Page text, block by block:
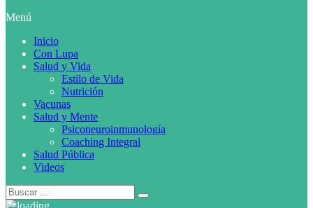
Menú
Inicio
Con Lupa
Salud y Vida
Estilo de Vida
Nutrición
Vacunas
Salud y Mente
Psiconeuroinmunología
Coaching Integral
Salud Pública
Videos